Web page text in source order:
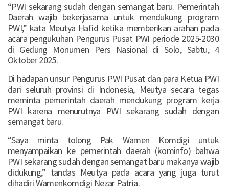
“PWI sekarang sudah dengan semangat baru. Pemerintah
Daerah wajib bekerjasama untuk mendukung program
PWI,” kata Meutya Hafid ketika memberikan arahan pada
acara pengukuhan Pengurus Pusat PWI periode 2025-2030
di Gedung Monumen Pers Nasional di Solo, Sabtu, 4
Oktober 2025.
Di hadapan unsur Pengurus PWI Pusat dan para Ketua PWI
dari seluruh provinsi di Indonesia, Meutya secara tegas
meminta pemerintah daerah mendukung program kerja
PWI karena menurutnya PWI sekarang sudah dengan
semangat baru.
“Saya minta tolong Pak Wamen Komdigi untuk
menyampaikan ke pemerintah daerah (kominfo) bahwa
PWI sekarang sudah dengan semangat baru makanya wajib
didukung,” tandas Meutya pada acara yang juga turut
dihadiri Wamenkomdigi Nezar Patria.